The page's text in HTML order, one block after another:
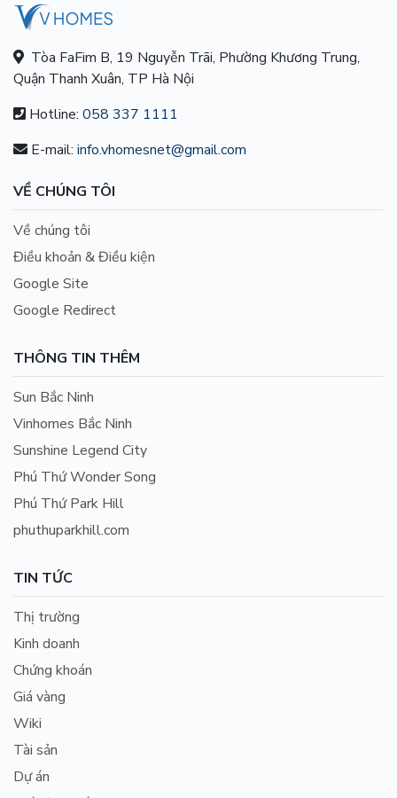
Tòa FaFim B, 19 Nguyễn Trãi, Phường Khương Trung,
Quận Thanh Xuân, TP Hà Nội
Hotline: 058 337 1111
E-mail: info.vhomesnet@gmail.com
VỀ CHÚNG TÔI
Về chúng tôi
Điều khoản & Điều kiện
Google Site
Google Redirect
THÔNG TIN THÊM
Sun Bắc Ninh
Vinhomes Bắc Ninh
Sunshine Legend City
Phú Thứ Wonder Song
Phú Thứ Park Hill
phuthuparkhill.com
TIN TỨC
Thị trường
Kinh doanh
Chứng khoán
Giá vàng
Wiki
Tài sản
Dự án